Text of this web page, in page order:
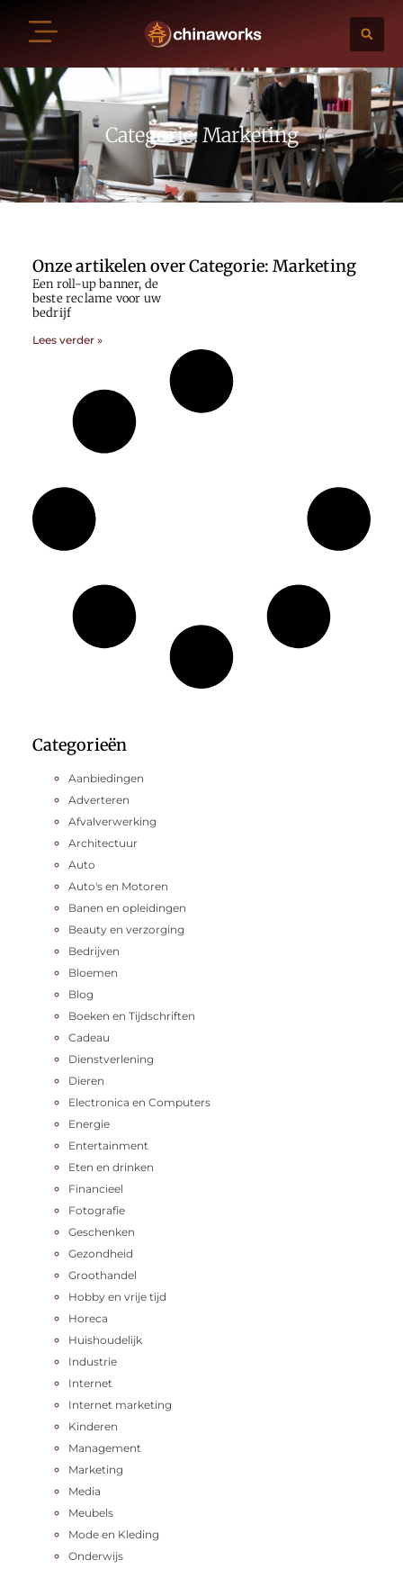
Categorie: Marketing
Categorieën
Aanbiedingen
Adverteren
Afvalverwerking
Architectuur
Auto
Auto's en Motoren
Banen en opleidingen
Beauty en verzorging
Bedrijven
Bloemen
Blog
Boeken en Tijdschriften
Cadeau
Dienstverlening
Dieren
Electronica en Computers
Energie
Entertainment
Eten en drinken
Financieel
Fotografie
Geschenken
Gezondheid
Groothandel
Hobby en vrije tijd
Horeca
Huishoudelijk
Industrie
Internet
Internet marketing
Kinderen
Management
Marketing
Media
Meubels
Mode en Kleding
Onderwijs
Onze artikelen over Categorie: Marketing
Een roll-up banner, de
beste reclame voor uw
bedrijf
Lees verder »